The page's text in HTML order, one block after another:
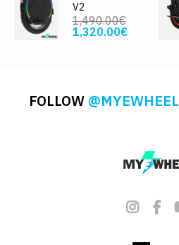
V2
1,490.00€
1,320.00€
FOLLOW @MYEWHEEL